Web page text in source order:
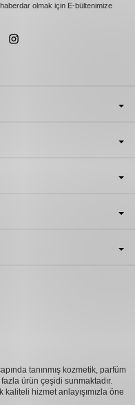
olmak için E-bültenimize
tanınmış kozmetik, parfüm
ürün çeşidi sunmaktadır.
hizmet anlayışımızla öne